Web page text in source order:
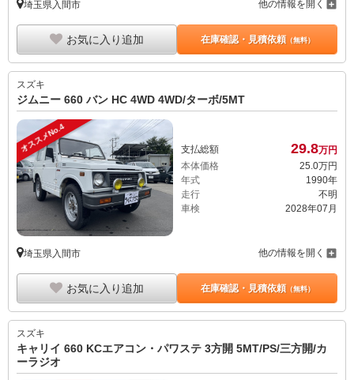
埼玉県入間市 他の情報を開く
お気に入り追加 在庫確認・見積依頼（無料）
スズキ
ジムニー 660 バン HC 4WD 4WD/ターボ/5MT
オススメNo.4 支払総額 29.8万円
本体価格
25. 0万円
年式
1990年
走行
不明
車検
2028年07月
埼玉県入間市 他の情報を開く
お気に入り追加 在庫確認・見積依頼（無料）
スズキ
キャリイ 660 KCエアコン・パワステ 3方開 5MT/PS/三方開/カ
ーラジオ